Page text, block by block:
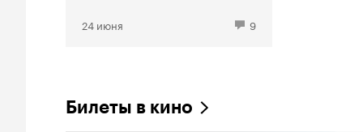
24 июня 9
Билеты в кино